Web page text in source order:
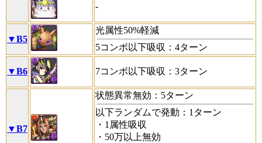
-
▼B5
光属性50%軽減
5コンボ以下吸収：4ターン
▼B6 7コンボ以下吸収：3ターン
▼B7
状態異常無効：5ターン
以下ランダムで発動：1ターン
・1属性吸収
・50万以上無効